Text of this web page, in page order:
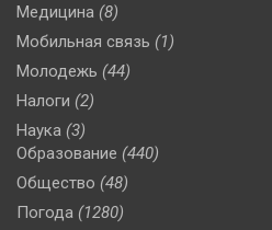
Медицина (8)
Мобильная связь (1)
Молодежь (44)
Налоги (2)
Наука (3)
Образование (440)
Общество (48)
Погода (1280)